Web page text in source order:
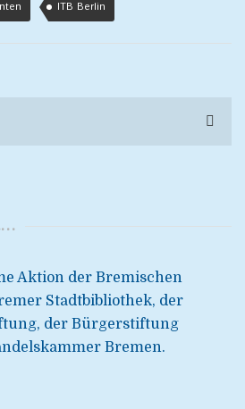
ITB Berlin
Aktion der Bremischen
Stadtbibliothek, der
der Bürgerstiftung
Bremen.